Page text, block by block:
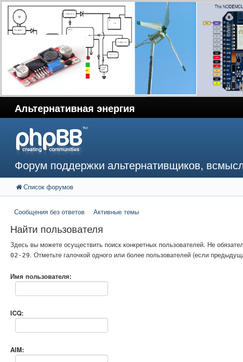
Альтернативная энергия
Форум поддержки альтернативщиков,
Список форумов
Сообщения без ответов Активные темы
Найти пользователя
Здесь вы можете осуществить поиск конкретных пользователей. Не
02-29. Отметьте галочкой одного или более пользователей (если
Имя пользователя:
ICQ:
AIM: